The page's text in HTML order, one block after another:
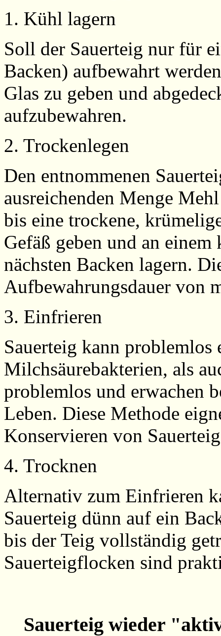
1. Kühl lagern
Soll der Sauerteig nur für
Backen) aufbewahrt
Glas zu geben und
aufzubewahren.
2. Trockenlegen
Den entnommenen
ausreichenden Menge
bis eine trockene,
Gefäß geben und an
nächsten Backen lagern.
Aufbewahrungsdauer von
3. Einfrieren
Sauerteig kann
Milchsäurebakterien, als
problemlos und erwachen
Leben. Diese Methode
Konservieren von
4. Trocknen
Alternativ zum Einfrieren
Sauerteig dünn auf ein
bis der Teig vollständig
Sauerteigflocken sind
Sauerteig wieder